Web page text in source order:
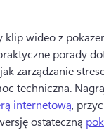
klip wideo z
porady
zarządzanie
techniczna.
internetową,
ostateczną